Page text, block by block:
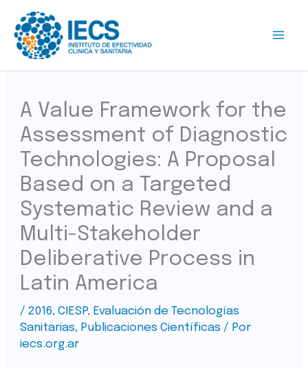
contenido
A Value Framework for the
Assessment of Diagnostic
Technologies: A Proposal
Based on a Targeted
Systematic Review and a
Multi-Stakeholder
Deliberative Process in
Latin America
/2016,CIESP, Evaluación de Tecnologías
Sanitarias, Publicaciones Científicas / Por
iecs.org.ar